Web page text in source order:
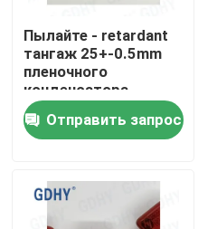
О нас
Путешествие фабрики
Проверка качества
Свяжитесь мы
Пылайте - retardant
тангаж 25+-0.5mm
пленочного
конденсатора
полипропилена 4.7μF
CBBОтправить запрос